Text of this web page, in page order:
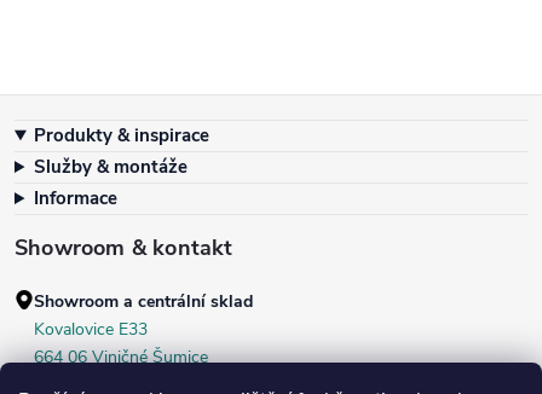
Produkty & inspirace
Služby & montáže
Informace
Showroom & kontakt
Showroom a centrální sklad
Kovalovice E33
664 06 Viničné Šumice